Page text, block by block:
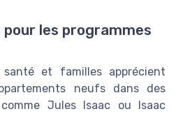
les programmes
santé et familles apprécient
neufs dans des
Jules Isaac ou Isaac